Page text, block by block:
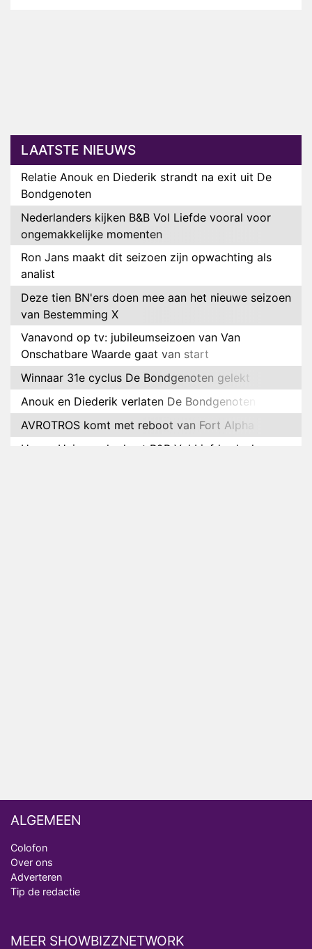
LAATSTE NIEUWS
Relatie Anouk en Diederik strandt na exit uit De
Bondgenoten
Nederlanders kijken B&B Vol Liefde vooral voor
ongemakkelijke momenten
Ron Jans maakt dit seizoen zijn opwachting als
analist
Deze tien BN'ers doen mee aan het nieuwe seizoen
van Bestemming X
Vanavond op tv: jubileumseizoen van Van
Onschatbare Waarde gaat van start
Winnaar 31e cyclus De Bondgenoten gelekt
Anouk en Diederik verlaten De Bondgenoten
AVROTROS komt met reboot van Fort Alpha
Henny Huisman herkent B&B Vol Liefde-deelnemer
ALGEMEEN
Colofon
Over ons
Adverteren
Tip de redactie
MEER SHOWBIZZNETWORK